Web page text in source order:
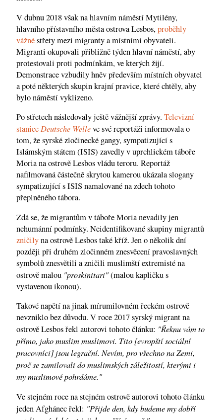
V dubnu 2018 však na hlavním náměstí Mytilény,
hlavního přístavního města ostrova Lesbos,proběhly
vážnéstřety mezi migranty a místními obyvateli.
Migranti okupovali přibližně týden hlavní náměstí, aby
protestovali proti podmínkám, ve kterých žijí.
Demonstrace vzbudily hněv především místních obyvatel
a poté některých skupin krajní pravice, které chtěly, aby
bylo náměstí vyklizeno.
Po střetech následovaly ještě vážnější zprávy. Televizní
stanice Deutsche Welleve své reportáži informovala o
tom, že syrské zločinecké gangy, sympatizující s
Islámským státem (ISIS) zavedly v uprchlickém táboře
Moria na ostrově Lesbos vládu teroru. Reportáž
nafilmovaná částečně skrytou kamerou ukázala slogany
sympatizující s ISIS namalované na zdech tohoto
přeplněného tábora.
Zdá se, že migrantům v táboře Moria nevadily jen
nehumánní podmínky. Neidentifikované skupiny migrantů
zničilyna ostrově Lesbos také kříž. Jen o několik dní
později při druhém zločinném znesvěcení pravoslavných
symbolů znesvětili a zničili muslimští extremisté na
ostrově malou "proskinitari"(malou kapličku s
vystavenou ikonou).
Takové napětí na jinak mírumilovném řeckém ostrově
nevzniklo bez důvodu. V roce 2017 syrský migrant na
ostrově Lesbos řekl autorovi tohoto článku: "Řeknu vám to
přímo, jako muslim muslimovi. Tito [evropští sociální
pracovníci] jsou legrační. Nevím, pro všechno na Zemi,
proč se zamilovali do muslimských záležitostí, kterými i
my muslimové pohrdáme."
Ve stejném roce na stejném ostrově autorovi tohoto článku
jeden Afghánec řekl: "Přijde den, kdy budeme my dobří